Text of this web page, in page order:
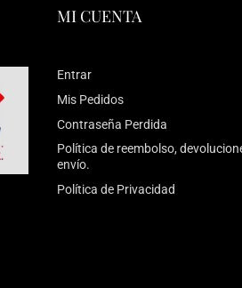
MI CUENTA
Entrar
Mis Pedidos
Contraseña Perdida
Política de reembolso,
envío.
Política de Privacidad